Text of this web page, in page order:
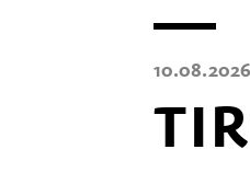
10.08.2026